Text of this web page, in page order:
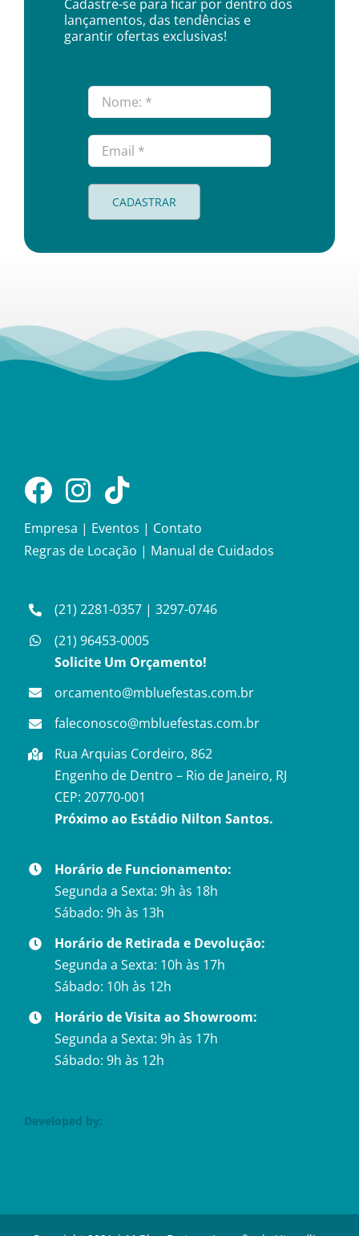
Cadastre-se para ficar por dentro dos
lançamentos, das tendências e
garantir ofertas exclusivas!
CADASTRAR
Empresa | Eventos | Contato
Regras de Locação | Manual de Cuidados
(21) 2281-0357 |3297-0746
(21) 96453-0005
Solicite Um Orçamento!
orcamento@mbluefestas.com.br
faleconosco@mbluefestas.com.br
Rua Arquias Cordeiro, 862
Engenho de Dentro – Rio de Janeiro, RJ
CEP: 20770-001
Próximo ao Estádio Nilton Santos.
Horário de Funcionamento:
Segunda a Sexta: 9h às 18h
Sábado: 9h às 13h
Horário de Retirada e Devolução:
Segunda a Sexta: 10h às 17h
Sábado: 10h às 12h
Horário de Visita ao Showroom:
Segunda a Sexta: 9h às 17h
Sábado: 9h às 12h
Developed by: